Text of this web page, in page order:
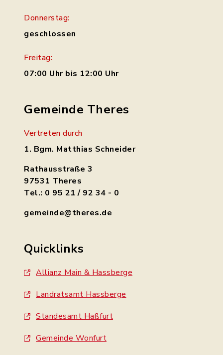
Donnerstag:
geschlossen
Freitag:
07:00 Uhr bis 12:00 Uhr
Gemeinde Theres
Vertreten durch
1. Bgm. Matthias Schneider
Rathausstraße 3
97531 Theres
Tel.: 0 95 21 / 92 34 - 0
gemeinde@theres.de
Quicklinks
Allianz Main & Hassberge
Landratsamt Hassberge
Standesamt Haßfurt
Gemeinde Wonfurt